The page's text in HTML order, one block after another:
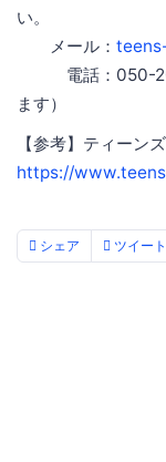
い。
メール：
電話：050-
ます）
【参考】ティーンズ
https://
シェア ツイート